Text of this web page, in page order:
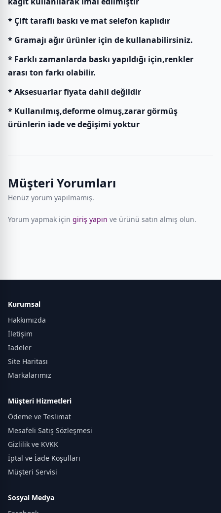
* Çift taraflı baskı ve mat selefon kaplıdır
* Gramajı ağır ürünler için de kullanabilirsiniz.
* Farklı zamanlarda baskı yapıldığı için,renkler
arası ton farkı olabilir.
* Aksesuarlar fiyata dahil değildir
* Kullanılmış,deforme olmuş,zarar görmüş
ürünlerin iade ve değişimi yoktur
Müşteri Yorumları
Henüz yorum yapılmamış.
Yorum yapmak için giriş yapın ve ürünü satın almış olun.
Kurumsal
Hakkımızda
İletişim
İadeler
Site Haritası
Markalarımız
Müşteri Hizmetleri
Ödeme ve Teslimat
Mesafeli Satış Sözleşmesi
Gizlilik ve KVKK
İptal ve İade Koşulları
Müşteri Servisi
Sosyal Medya